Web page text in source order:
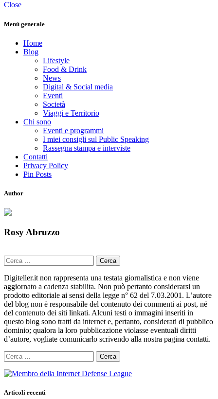
Close
Menù generale
Home
Blog
Lifestyle
Food & Drink
News
Digital & Social media
Eventi
Società
Viaggi e Territorio
Chi sono
Eventi e programmi
I miei consigli sul Public Speaking
Rassegna stampa e interviste
Contatti
Privacy Policy
Pin Posts
Author
Rosy Abruzzo
Ricerca
per:
Digiteller.it non rappresenta una testata giornalistica e non viene
aggiornato a cadenza stabilita. Non può pertanto considerarsi un
prodotto editoriale ai sensi della legge n° 62 del 7.03.2001. L’autore
del blog non è responsabile del contenuto dei commenti ai post, né
del contenuto dei siti linkati. Alcuni testi o immagini inseriti in
questo blog sono tratti da internet e, pertanto, considerati di pubblico
dominio; qualora la loro pubblicazione violasse eventuali diritti
d’autore, vogliate comunicarlo scrivendo alla nostra pagina contatti.
Ricerca
per:
Articoli recenti